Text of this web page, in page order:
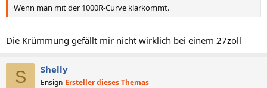
Wenn man mit der 1000R-Curve klarkommt.
Die Krümmung gefällt mir nicht wirklich bei einem 27zoll
S Shelly
Ensign Ersteller dieses Themas